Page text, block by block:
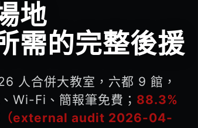
地
需的完整後援
人合併大教室，六都 9 館，
Wi-Fi、簡報筆免費； 88.3%
（external audit 2026-04-